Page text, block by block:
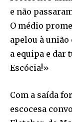
e não
O médio
apelou à união
a equipa e dar
Escócia!»
Com a saída
escocesa